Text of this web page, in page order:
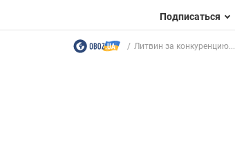
Подписаться
Литвин за конкуренцию...